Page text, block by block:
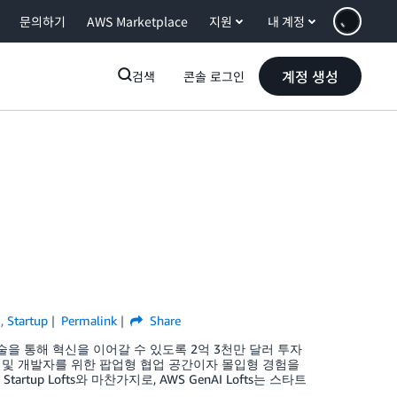
문의하기 AWS Marketplace 지원 내 계정
검색 콘솔 로그인 계정 생성
,Startup Permalink
Share
통해 혁신을 이어갈 수 있도록 2억 3천만 달러 투자
개발자를 위한 팝업형 협업 공간이자 몰입형 경험을
Lofts와 마찬가지로, AWS GenAI Lofts는 스타트